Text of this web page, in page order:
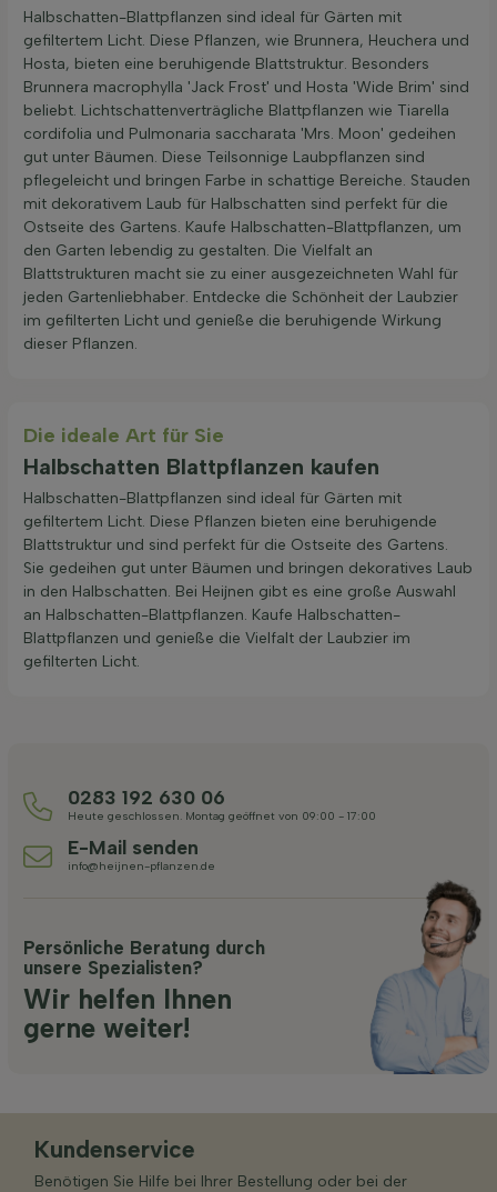
Halbschatten-Blattpflanzen sind ideal für Gärten mit
gefiltertem Licht. Diese Pflanzen, wie Brunnera, Heuchera und
Hosta, bieten eine beruhigende Blattstruktur. Besonders
Brunnera macrophylla 'Jack Frost' und Hosta 'Wide Brim' sind
beliebt. Lichtschattenverträgliche Blattpflanzen wie Tiarella
cordifolia und Pulmonaria saccharata 'Mrs. Moon' gedeihen
gut unter Bäumen. Diese Teilsonnige Laubpflanzen sind
pflegeleicht und bringen Farbe in schattige Bereiche. Stauden
mit dekorativem Laub für Halbschatten sind perfekt für die
Ostseite des Gartens. Kaufe Halbschatten-Blattpflanzen, um
den Garten lebendig zu gestalten. Die Vielfalt an
Blattstrukturen macht sie zu einer ausgezeichneten Wahl für
jeden Gartenliebhaber. Entdecke die Schönheit der Laubzier
im gefilterten Licht und genieße die beruhigende Wirkung
dieser Pflanzen.
Die ideale Art für Sie
Halbschatten Blattpflanzen kaufen
Halbschatten-Blattpflanzen sind ideal für Gärten mit
gefiltertem Licht. Diese Pflanzen bieten eine beruhigende
Blattstruktur und sind perfekt für die Ostseite des Gartens.
Sie gedeihen gut unter Bäumen und bringen dekoratives Laub
in den Halbschatten. Bei Heijnen gibt es eine große Auswahl
an Halbschatten-Blattpflanzen. Kaufe Halbschatten-
Blattpflanzen und genieße die Vielfalt der Laubzier im
gefilterten Licht.
0283 192 630 06
Heute geschlossen. Montag geöffnet von 09:00 - 17:00
E-Mail senden
info@heijnen-pflanzen.de
Persönliche Beratung durch
unsere Spezialisten?
Wir helfen Ihnen
gerne weiter!
Kundenservice
Benötigen Sie Hilfe bei Ihrer Bestellung oder bei der